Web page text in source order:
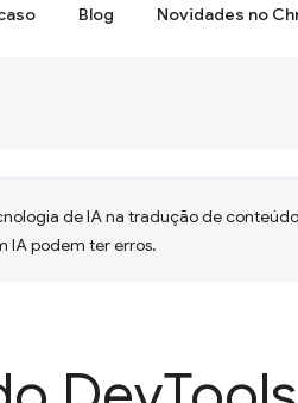
Blog Novidades no
de IA na tradução de
IA podem ter erros.